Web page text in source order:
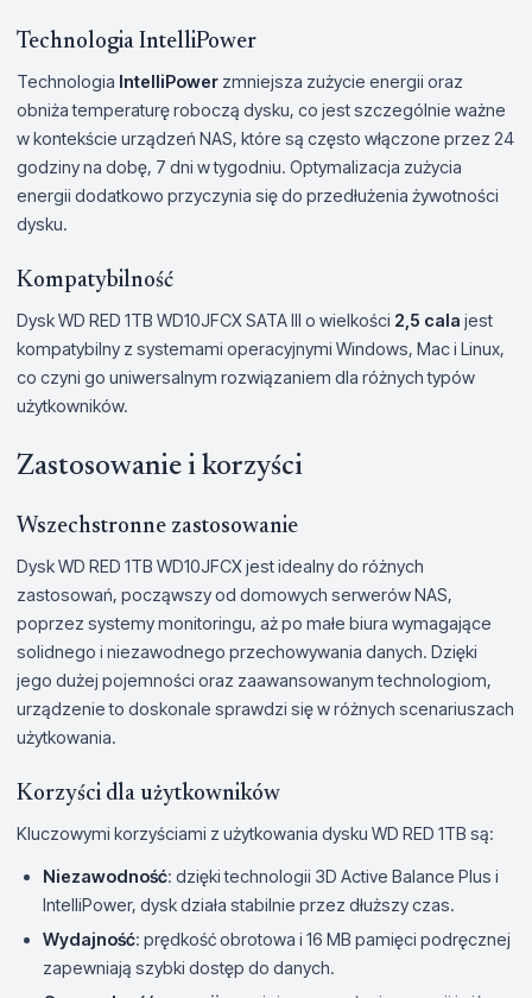
Technologia IntelliPower
Technologia IntelliPower zmniejsza zużycie energii oraz
obniża temperaturę roboczą dysku, co jest szczególnie ważne
w kontekście urządzeń NAS, które są często włączone przez 24
godziny na dobę, 7 dni w tygodniu. Optymalizacja zużycia
energii dodatkowo przyczynia się do przedłużenia żywotności
dysku.
Kompatybilność
Dysk WD RED 1TB WD10JFCX SATA III o wielkości 2,5 cala jest
kompatybilny z systemami operacyjnymi Windows, Mac i Linux,
co czyni go uniwersalnym rozwiązaniem dla różnych typów
użytkowników.
Zastosowanie i korzyści
Wszechstronne zastosowanie
Dysk WD RED 1TB WD10JFCX jest idealny do różnych
zastosowań, począwszy od domowych serwerów NAS,
poprzez systemy monitoringu, aż po małe biura wymagające
solidnego i niezawodnego przechowywania danych. Dzięki
jego dużej pojemności oraz zaawansowanym technologiom,
urządzenie to doskonale sprawdzi się w różnych scenariuszach
użytkowania.
Korzyści dla użytkowników
Kluczowymi korzyściami z użytkowania dysku WD RED 1TB są:
Niezawodność: dzięki technologii 3D Active Balance Plus i
IntelliPower, dysk działa stabilnie przez dłuższy czas.
Wydajność: prędkość obrotowa i 16 MB pamięci podręcznej
zapewniają szybki dostęp do danych.